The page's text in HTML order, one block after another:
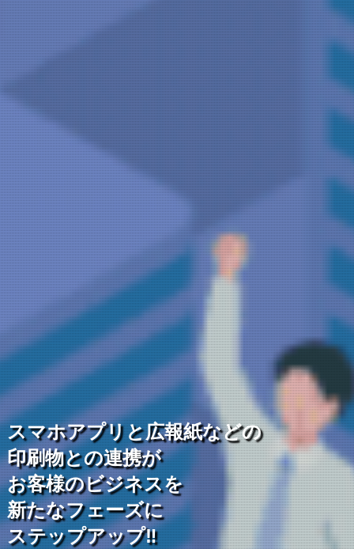
スマホアプリと広報紙などの
印刷物との連携が
お客様のビジネスを
新たなフェーズに
ステップアップ‼